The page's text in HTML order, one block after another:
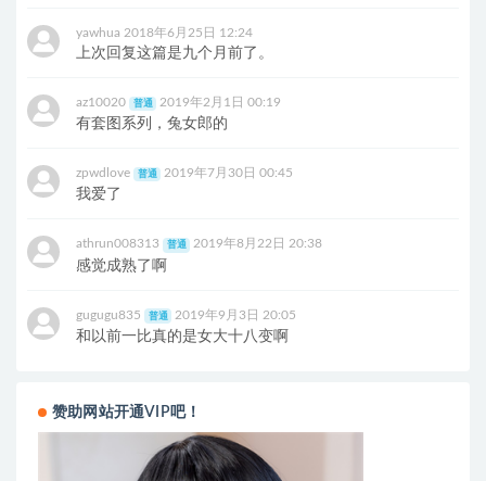
yawhua 2018年6月25日 12:24
上次回复这篇是九个月前了。
az10020 普通 2019年2月1日 00:19
有套图系列，兔女郎的
zpwdlove 普通 2019年7月30日 00:45
我爱了
athrun008313 普通 2019年8月22日 20:38
感觉成熟了啊
gugugu835 普通 2019年9月3日 20:05
和以前一比真的是女大十八变啊
赞助网站开通VIP吧！